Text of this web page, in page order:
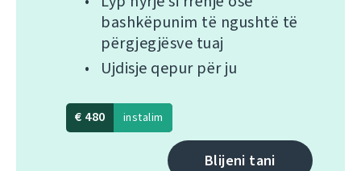
bashkëpunim të ngushtë të
përgjegjësve tuaj
Ujdisje qepur për ju
€ 480 instalim
Blijeni tani